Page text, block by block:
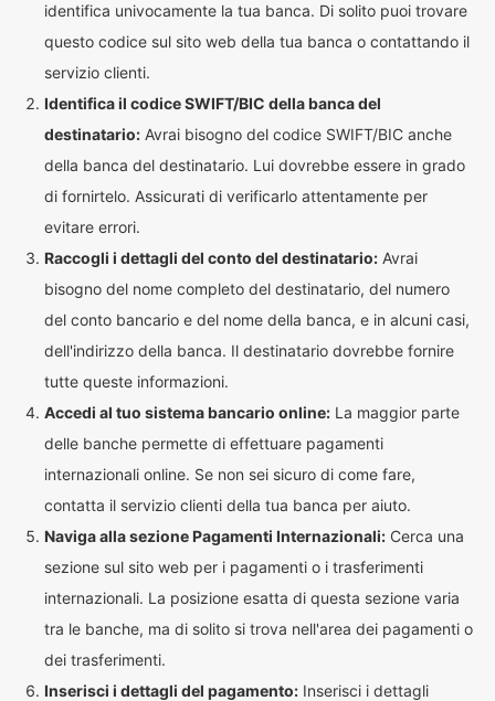
identifica univocamente la tua banca. Di solito puoi trovare
questo codice sul sito web della tua banca o contattando il
servizio clienti.
Identifica il codice SWIFT/BIC della banca del
destinatario: Avrai bisogno del codice SWIFT/BIC anche
della banca del destinatario. Lui dovrebbe essere in grado
di fornirtelo. Assicurati di verificarlo attentamente per
evitare errori.
Raccogli i dettagli del conto del destinatario: Avrai
bisogno del nome completo del destinatario, del numero
del conto bancario e del nome della banca, e in alcuni casi,
dell'indirizzo della banca. Il destinatario dovrebbe fornire
tutte queste informazioni.
Accedi al tuo sistema bancario online: La maggior parte
delle banche permette di effettuare pagamenti
internazionali online. Se non sei sicuro di come fare,
contatta il servizio clienti della tua banca per aiuto.
Naviga alla sezione Pagamenti Internazionali: Cerca una
sezione sul sito web per i pagamenti o i trasferimenti
internazionali. La posizione esatta di questa sezione varia
tra le banche, ma di solito si trova nell'area dei pagamenti o
dei trasferimenti.
Inserisci i dettagli del pagamento: Inserisci i dettagli